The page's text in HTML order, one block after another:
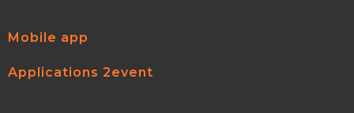
Mobile app
Applications 2event